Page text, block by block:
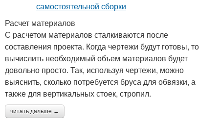
Расчет материалов
С расчетом материалов сталкиваются после
составления проекта. Когда чертежи будут готовы, то
вычислить необходимый объем материалов будет
довольно просто. Так, используя чертежи, можно
выяснить, сколько потребуется бруса для обвязки, а
также для вертикальных стоек, стропил.
читать дальше →